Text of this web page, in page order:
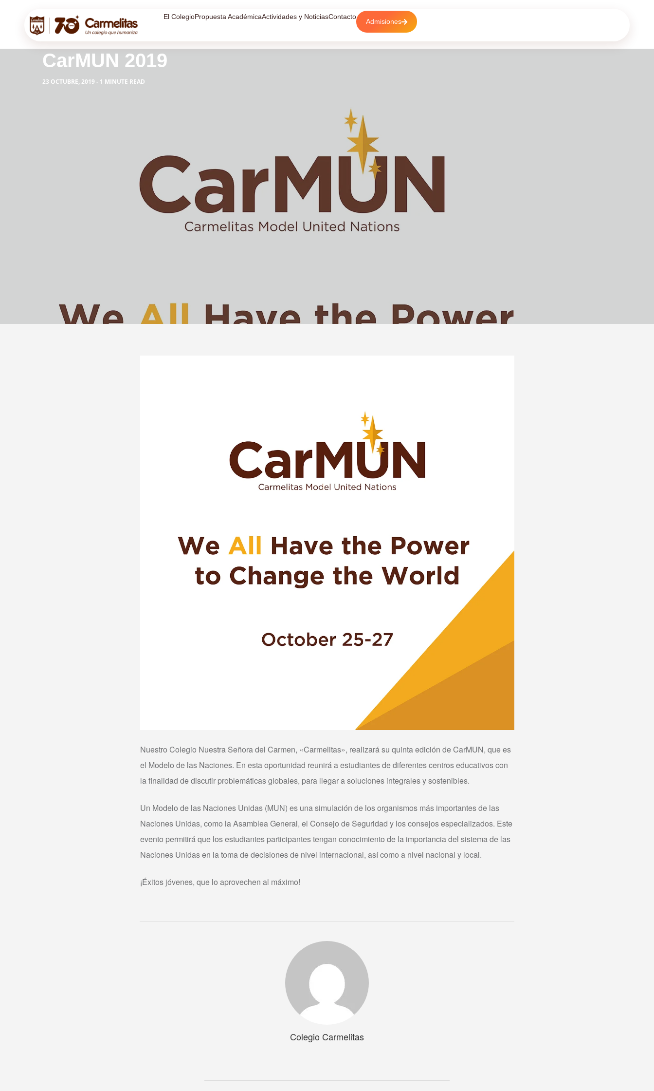
El ColegioPropuesta AcadémicaActividades y NoticiasContacto
Admisiones
CarMUN 2019
23 OCTUBRE, 2019 - 1 MINUTE READ
Nuestro Colegio Nuestra Señora del Carmen, «Carmelitas», realizará su quinta edición de CarMUN, que es
el Modelo de las Naciones. En esta oportunidad reunirá a estudiantes de diferentes centros educativos con
la finalidad de discutir problemáticas globales, para llegar a soluciones integrales y sostenibles.
Un Modelo de las Naciones Unidas (MUN) es una simulación de los organismos más importantes de las
Naciones Unidas, como la Asamblea General, el Consejo de Seguridad y los consejos especializados. Este
evento permitirá que los estudiantes participantes tengan conocimiento de la importancia del sistema de las
Naciones Unidas en la toma de decisiones de nivel internacional, así como a nivel nacional y local.
¡Éxitos jóvenes, que lo aprovechen al máximo!
Colegio Carmelitas